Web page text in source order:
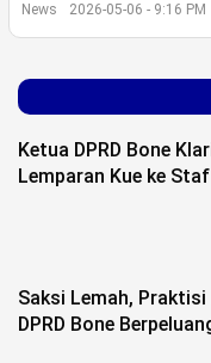
Disclaimer
©
News 2026-05-06 - 9:16 PM
Ketua DPRD Bone
Lemparan Kue ke
Saksi Lemah,
DPRD Bone